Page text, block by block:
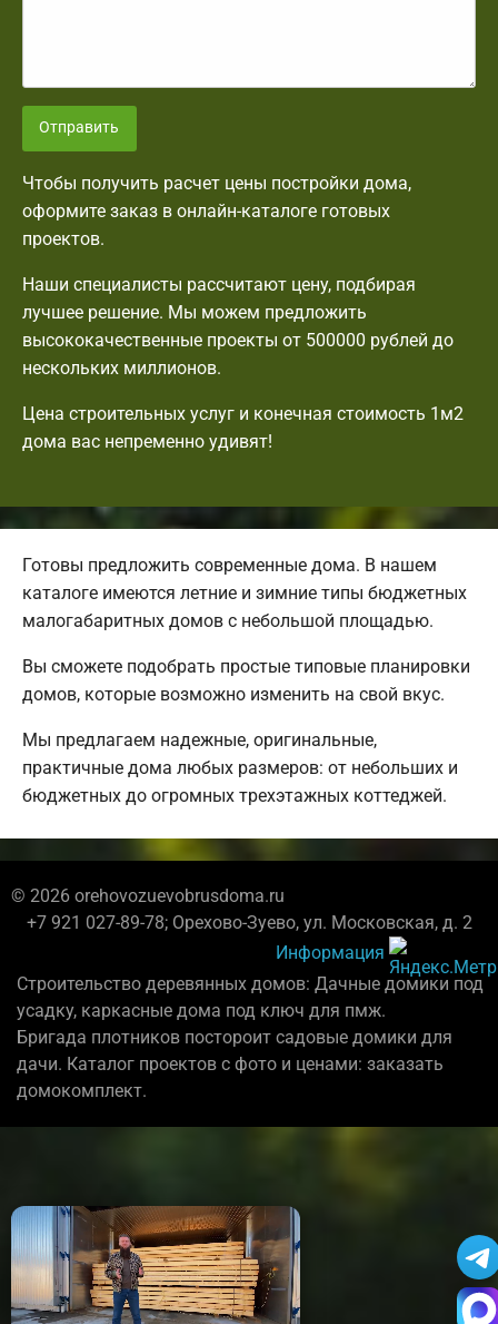
Отправить
Чтобы получить расчет цены постройки дома,
оформите заказ в онлайн-каталоге готовых
проектов.
Наши специалисты рассчитают цену, подбирая
лучшее решение. Мы можем предложить
высококачественные проекты от 500000 рублей до
нескольких миллионов.
Цена строительных услуг и конечная стоимость 1м2
дома вас непременно удивят!
Готовы предложить современные дома. В нашем
каталоге имеются летние и зимние типы бюджетных
малогабаритных домов с небольшой площадью.
Вы сможете подобрать простые типовые планировки
домов, которые возможно изменить на свой вкус.
Мы предлагаем надежные, оригинальные,
практичные дома любых размеров: от небольших и
бюджетных до огромных трехэтажных коттеджей.
© 2026 orehovozuevobrusdoma.ru
+7 921 027-89-78; Орехово-Зуево, ул. Московская, д. 2
Информация
Строительство деревянных домов: Дачные домики под
усадку, каркасные дома под ключ для пмж.
Бригада плотников постороит садовые домики для
дачи. Каталог проектов с фото и ценами: заказать
домокомплект.